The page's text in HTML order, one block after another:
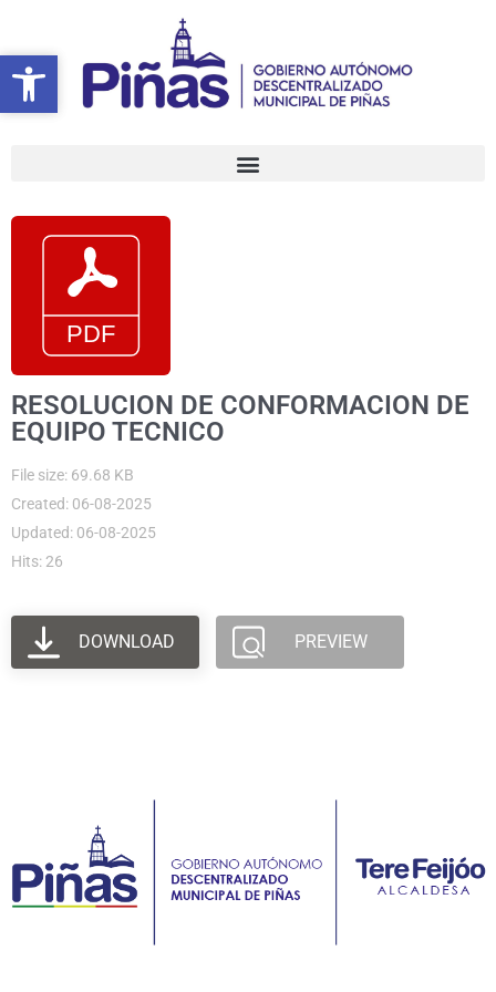
Abrir barra de herramientas
contenido
RESOLUCION DE CONFORMACION DE
EQUIPO TECNICO
File size: 69.68 KB
Created: 06-08-2025
Updated: 06-08-2025
Hits: 26
DOWNLOAD PREVIEW
Abrir barra de herramientas